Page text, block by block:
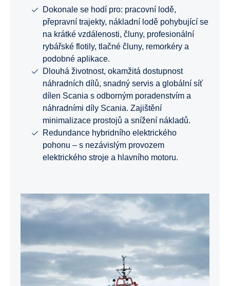
Dokonale se hodí pro: pracovní lodě,
přepravní trajekty, nákladní lodě pohybující se
na krátké vzdálenosti, čluny, profesionální
rybářské flotily, tlačné čluny, remorkéry a
podobné aplikace.
Dlouhá životnost, okamžitá dostupnost
náhradních dílů, snadný servis a globální síť
dílen Scania s odborným poradenstvím a
náhradními díly Scania. Zajištění
minimalizace prostojů a snížení nákladů.
Redundance hybridního elektrického
pohonu – s nezávislým provozem
elektrického stroje a hlavního motoru.